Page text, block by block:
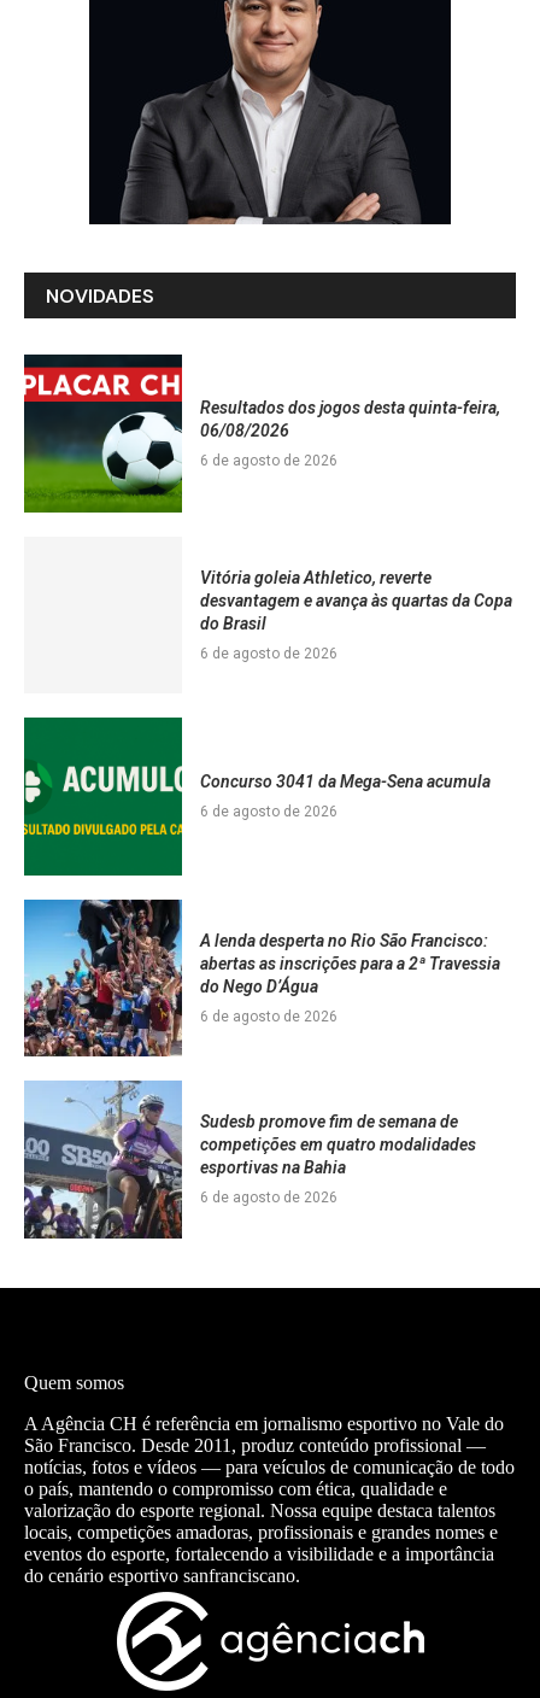
NOVIDADES
Resultados dos jogos desta quinta-feira,
06/08/2026
6 de agosto de 2026
Vitória goleia Athletico, reverte
desvantagem e avança às quartas da Copa
do Brasil
6 de agosto de 2026
Concurso 3041 da Mega-Sena acumula
6 de agosto de 2026
A lenda desperta no Rio São Francisco:
abertas as inscrições para a 2ª Travessia
do Nego D’Água
6 de agosto de 2026
Sudesb promove fim de semana de
competições em quatro modalidades
esportivas na Bahia
6 de agosto de 2026
Quem somos
A Agência CH é referência em jornalismo esportivo no Vale do
São Francisco. Desde 2011, produz conteúdo profissional —
notícias, fotos e vídeos — para veículos de comunicação de todo
o país, mantendo o compromisso com ética, qualidade e
valorização do esporte regional. Nossa equipe destaca talentos
locais, competições amadoras, profissionais e grandes nomes e
eventos do esporte, fortalecendo a visibilidade e a importância
do cenário esportivo sanfranciscano.